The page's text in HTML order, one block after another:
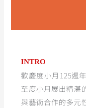
INTRO
歡慶度小月125週
至度小月展出精湛
與藝術合作的多元